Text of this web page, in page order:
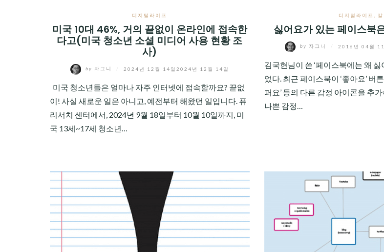
디지털라이프
미국 10대 46%, 거의 끝없이 온라인에 접속한
다고(미국 청소년 소셜 미디어 사용 현황 조
사)
by 자그니 2024년 12월 14일 2024년 12월 14일
미국 청소년들은 얼마나 자주 인터넷에 접속할까요? 끝없
이! 사실 새로운 일은 아니고, 예전부터 해왔던 일입니다. 퓨
리서치 센터에서, 2024년 9월 18일부터 10월 10일까지, 미
국 13세~17세 청소년…
디지털라이프 칼
싫어요가 있는 페이스북
by 자그니 2016년 04월 11
김국현님이 쓴 ‘페이스북에는 왜 싫
었다. 최근 페이스북이 ‘좋아요’ 버튼
퍼요’ 등의 다른 감정 아이콘을 추가
나쁜 감정…